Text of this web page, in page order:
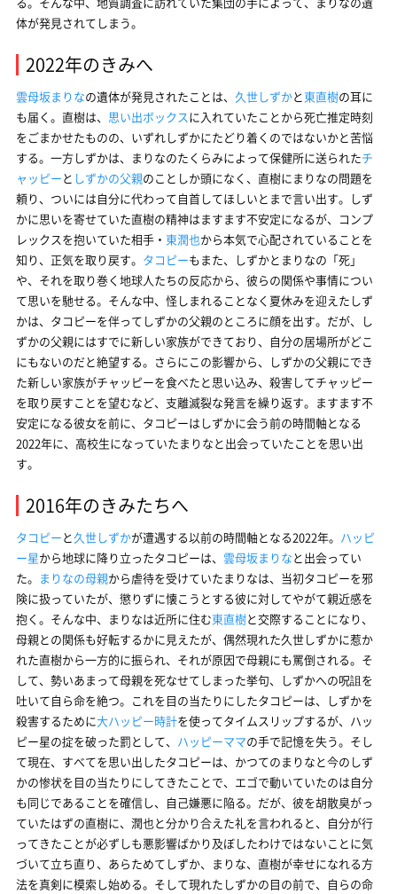
体が発見されてしまう。
2022年のきみへ
雲母坂まりなの遺体が発見されたことは、 久世しずかと 東直樹の耳に
も届く。直樹は、 思い出ボックスに入れていたことから死亡推定時刻
をごまかせたものの、いずれしずかにたどり着くのではないかと苦悩
する。一方しずかは、まりなのたくらみによって保健所に送られたチ
ャッピーと しずかの父親のことしか頭になく、直樹にまりなの問題を
頼り、ついには自分に代わって自首してほしいとまで言い出す。しず
かに思いを寄せていた直樹の精神はますます不安定になるが、コンプ
レックスを抱いていた相手・ 東潤也から本気で心配されていることを
知り、正気を取り戻す。 タコピーもまた、しずかとまりなの「死」
や、それを取り巻く地球人たちの反応から、彼らの関係や事情につい
て思いを馳せる。そんな中、怪しまれることなく夏休みを迎えたしず
かは、タコピーを伴ってしずかの父親のところに顔を出す。だが、し
ずかの父親にはすでに新しい家族ができており、自分の居場所がどこ
にもないのだと絶望する。さらにこの影響から、しずかの父親にでき
た新しい家族がチャッピーを食べたと思い込み、殺害してチャッピー
を取り戻すことを望むなど、支離滅裂な発言を繰り返す。ますます不
安定になる彼女を前に、タコピーはしずかに会う前の時間軸となる
2022年に、高校生になっていたまりなと出会っていたことを思い出
す。
2016年のきみたちへ
タコピーと久世しずかが遭遇する以前の時間軸となる2022年。 ハッピ
ー星から地球に降り立ったタコピーは、 雲母坂まりなと出会ってい
た。 まりなの母親から虐待を受けていたまりなは、当初タコピーを邪
険に扱っていたが、懲りずに懐こうとする彼に対してやがて親近感を
抱く。そんな中、まりなは近所に住む東直樹と交際することになり、
母親との関係も好転するかに見えたが、偶然現れた久世しずかに惹か
れた直樹から一方的に振られ、それが原因で母親にも罵倒される。そ
して、勢いあまって母親を死なせてしまった挙句、しずかへの呪詛を
吐いて自ら命を絶つ。これを目の当たりにしたタコピーは、しずかを
殺害するために大ハッピー時計を使ってタイムスリップするが、ハッ
ピー星の掟を破った罰として、
ハッピーママの手で記憶を失う。そし
て現在、すべてを思い出したタコピーは、かつてのまりなと今のしず
かの惨状を目の当たりにしてきたことで、エゴで動いていたのは自分
も同じであることを確信し、自己嫌悪に陥る。だが、彼を胡散臭がっ
ていたはずの直樹に、潤也と分かり合えた礼を言われると、自分が行
ってきたことが必ずしも悪影響ばかり及ぼしたわけではないことに気
づいて立ち直り、あらためてしずか、まりな、直樹が幸せになれる方
法を真剣に模索し始める。そして現れたしずかの目の前で、自らの命